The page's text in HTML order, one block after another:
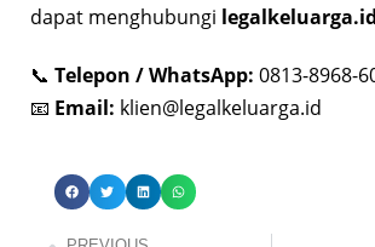
dapat menghubungi legalkeluarga.id
📞 Telepon / WhatsApp: 0813-8968-
📧 Email: klien@legalkeluarga.id